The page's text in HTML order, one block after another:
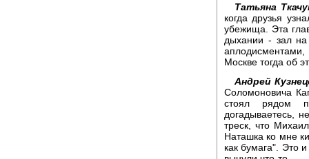
Татьяна
когда друзья
убежища. Эта
дыхании - зал
Москве тогда об
Андрей
Соломоновича
стоял рядом
догадываетесь,
треск, что
Наташка ко мне
как бумага". Это